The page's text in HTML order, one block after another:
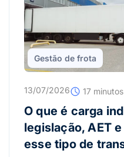
Gestão de frota
13/07/2026 17 minutos
O que é carga
legislação, AET
esse tipo de